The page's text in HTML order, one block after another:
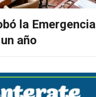
la Emergencia
año